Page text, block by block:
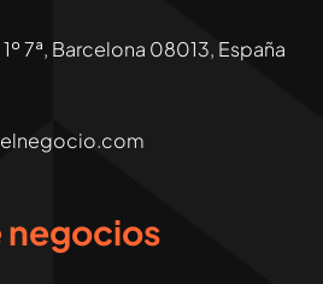
7ª, Barcelona 08013, España
negocios